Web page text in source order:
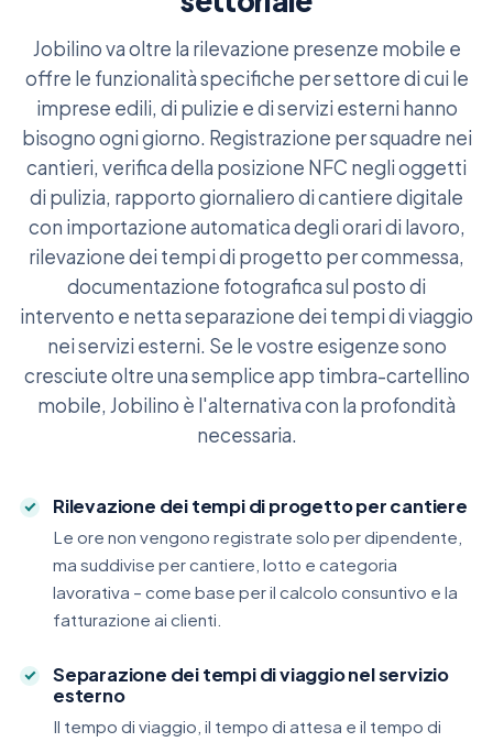
Jobilino va oltre la rilevazione presenze mobile e
offre le funzionalità specifiche per settore di cui le
imprese edili, di pulizie e di servizi esterni hanno
bisogno ogni giorno. Registrazione per squadre nei
cantieri, verifica della posizione NFC negli oggetti
di pulizia, rapporto giornaliero di cantiere digitale
con importazione automatica degli orari di lavoro,
rilevazione dei tempi di progetto per commessa,
documentazione fotografica sul posto di
intervento e netta separazione dei tempi di viaggio
nei servizi esterni. Se le vostre esigenze sono
cresciute oltre una semplice app timbra-cartellino
mobile, Jobilino è l'alternativa con la profondità
necessaria.
Rilevazione dei tempi di progetto per cantiere
Le ore non vengono registrate solo per dipendente,
ma suddivise per cantiere, lotto e categoria
lavorativa – come base per il calcolo consuntivo e la
fatturazione ai clienti.
Separazione dei tempi di viaggio nel servizio
esterno
Il tempo di viaggio, il tempo di attesa e il tempo di